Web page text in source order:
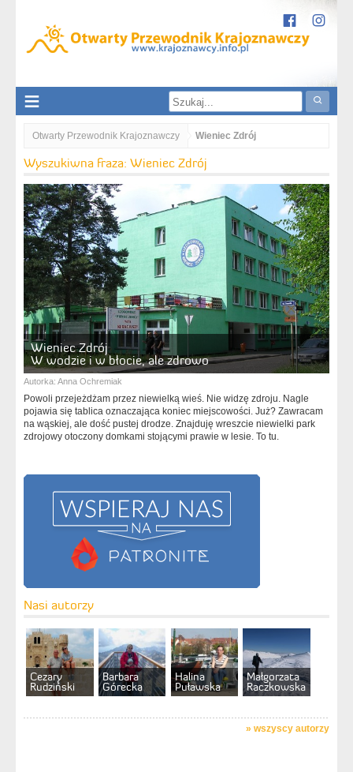
Otwarty Przewodnik Krajoznawczy Wieniec Zdrój
Wyszukiwna fraza: Wieniec Zdrój
Wieniec Zdrój
W wodzie i w błocie, ale zdrowo
Autorka: Anna Ochremiak
Powoli przejeżdżam przez niewielką wieś. Nie widzę zdroju. Nagle
pojawia się tablica oznaczająca koniec miejscowości. Już? Zawracam
na wąskiej, ale dość pustej drodze. Znajduję wreszcie niewielki park
zdrojowy otoczony domkami stojącymi prawie w lesie. To tu.
Nasi autorzy
Cezary
Rudziński
Barbara
Górecka
Halina
Puławska
Małgorzata
Raczkowska
» wszyscy autorzy